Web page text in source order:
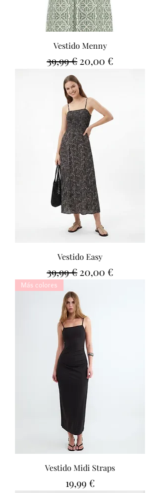
Vestido Menny
Precio
39,99 € Precio de oferta
20,00 €
Vestido Easy
Precio
39,99 € Precio de oferta
20,00 €
Más colores
Vestido Midi Straps
Precio
19,99 €